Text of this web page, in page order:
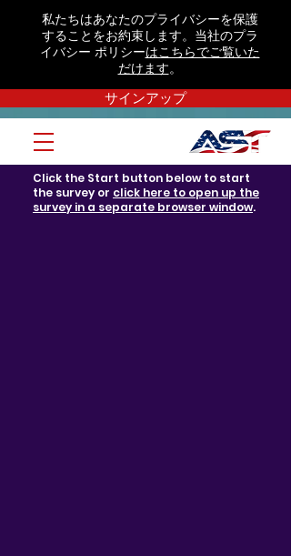
サインアップ
私たちはあなたのプライバシーを保護
することをお約束します。当社のプラ
イバシー ポリシーはこちらでご覧いた
だけます。
Click the Start button below to start
the survey or click here to open up the
survey in a separate browser window.